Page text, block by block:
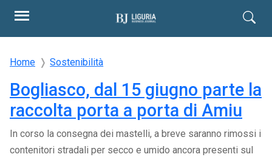
Home Sostenibilità
Bogliasco, dal 15 giugno parte la
raccolta porta a porta di Amiu
In corso la consegna dei mastelli, a breve saranno rimossi i
contenitori stradali per secco e umido ancora presenti sul